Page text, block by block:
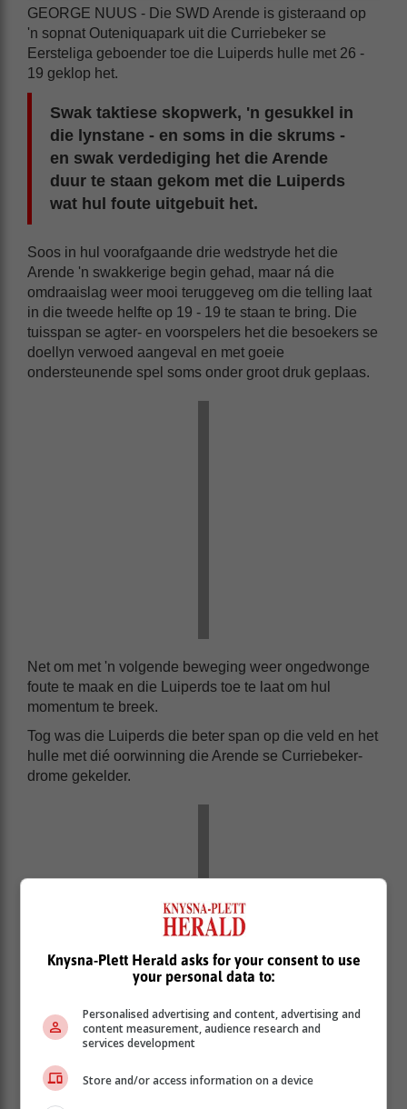
GEORGE NUUS - Die SWD Arende is gisteraand op
'n sopnat Outeniquapark uit die Curriebeker se
Eersteliga geboender toe die Luiperds hulle met 26 -
19 geklop het.
Swak taktiese skopwerk, 'n gesukkel in
die lynstane - en soms in die skrums -
en swak verdediging het die Arende
duur te staan gekom met die Luiperds
wat hul foute uitgebuit het.
Soos in hul voorafgaande drie wedstryde het die
Arende 'n swakkerige begin gehad, maar ná die
omdraaislag weer mooi teruggeveg om die telling laat
in die tweede helfte op 19 - 19 te staan te bring. Die
tuisspan se agter- en voorspelers het die besoekers se
doellyn verwoed aangeval en met goeie
ondersteunende spel soms onder groot druk geplaas.
Net om met 'n volgende beweging weer ongedwonge
foute te maak en die Luiperds toe te laat om hul
momentum te breek.
Tog was die Luiperds die beter span op die veld en het
hulle met dié oorwinning die Arende se Curriebeker-
drome gekelder.
Knysna-Plett Herald asks for your consent to use
your personal data to:
Personalised advertising and content, advertising and
content measurement, audience research and
services development
Store and/or access information on a device